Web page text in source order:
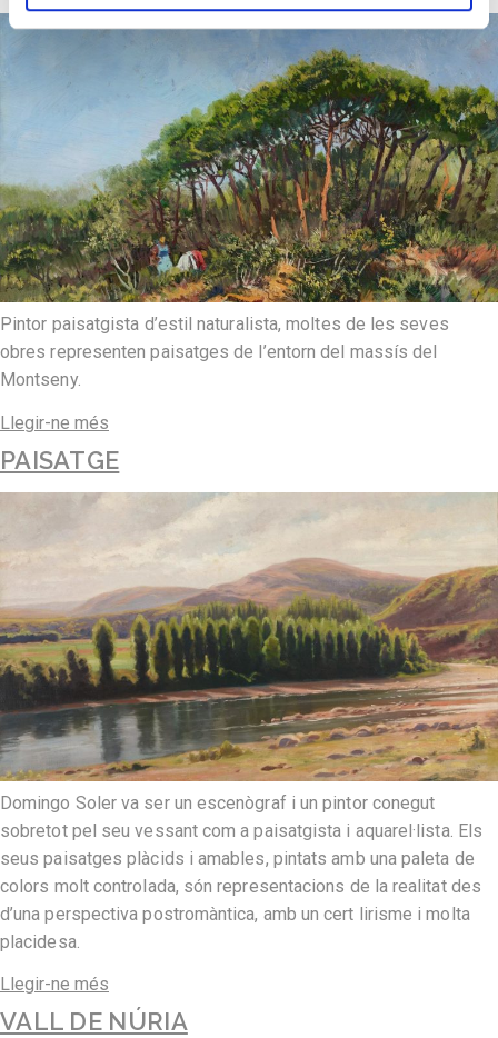
Pintor paisatgista d’estil naturalista, moltes de les seves
obres representen paisatges de l’entorn del massís del
Montseny.
Llegir-ne més
PAISATGE
Domingo Soler va ser un escenògraf i un pintor conegut
sobretot pel seu vessant com a paisatgista i aquarel·lista. Els
seus paisatges plàcids i amables, pintats amb una paleta de
colors molt controlada, són representacions de la realitat des
d’una perspectiva postromàntica, amb un cert lirisme i molta
placidesa.
Llegir-ne més
VALL DE NÚRIA